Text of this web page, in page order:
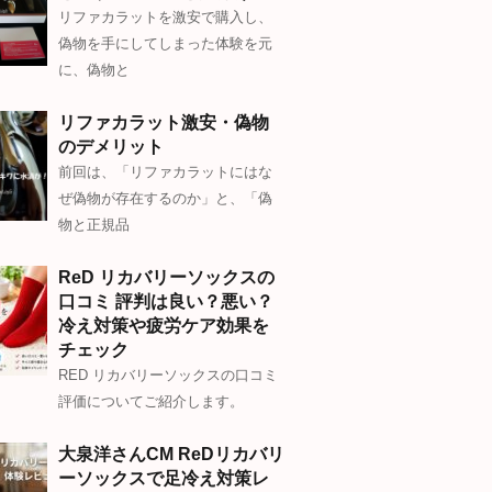
リファカラットを激安で購入し、
偽物を手にしてしまった体験を元
に、偽物と
リファカラット激安・偽物
のデメリット
前回は、「リファカラットにはな
ぜ偽物が存在するのか」と、「偽
物と正規品
ReD リカバリーソックスの
口コミ 評判は良い？悪い？
冷え対策や疲労ケア効果を
チェック
RED リカバリーソックスの口コミ
評価についてご紹介します。
大泉洋さんCM ReDリカバリ
ーソックスで足冷え対策レ